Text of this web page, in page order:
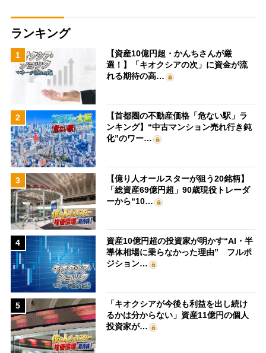
ランキング
1
【資産10億円超・かんちさんが厳
選！】「キオクシアの次」に資金が流
れる期待の高…
2
【首都圏の不動産価格「危ない駅」ラ
ンキング】“中古マンション売れ行き鈍
化”のワー…
3
【億り人オールスターが狙う20銘柄】
「総資産69億円超」90歳現役トレーダ
ーから“10…
4
資産10億円超の投資家が明かす“AI・半
導体相場に乗らなかった理由” フルポ
ジション…
5
「キオクシアが今後も利益を出し続け
るかは分からない」資産11億円の個人
投資家が…